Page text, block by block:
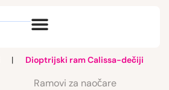
| Dioptrijski ram Calissa-dečiji
Ramovi za naočare